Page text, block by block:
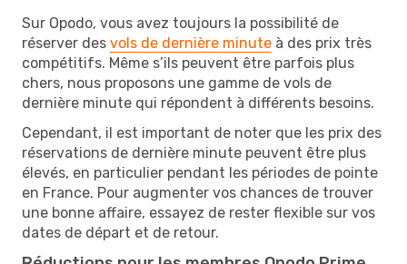
Sur Opodo, vous avez toujours la possibilité de
réserver des vols de dernière minute à des prix très
compétitifs. Même s’ils peuvent être parfois plus
chers, nous proposons une gamme de vols de
dernière minute qui répondent à différents besoins.
Cependant, il est important de noter que les prix des
réservations de dernière minute peuvent être plus
élevés, en particulier pendant les périodes de pointe
en France. Pour augmenter vos chances de trouver
une bonne affaire, essayez de rester flexible sur vos
dates de départ et de retour.